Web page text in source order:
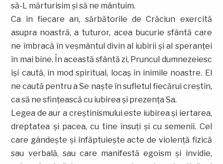
să-L mărturisim şi să ne mântuim.
Ca în fiecare an, sărbătorile de Crăciun exercită
asupra noastră, a tuturor, acea bucurie sfântă care
ne îmbracă în veşmântul divin al iubirii şi al speranţei
în mai bine. În această sfântă zi, Pruncul dumnezeiesc
îşi caută, în mod spiritual, locaş în inimile noastre. El
ne caută pentru a Se naşte în sufletul fiecărui creştin,
ca să ne sfinţească cu iubirea şi prezenţa Sa.
Legea de aur a creştinismului este iubirea şi iertarea,
dreptatea şi pacea, cu tine însuţi şi cu semenii. Cel
care gândeşte şi înfăptuieşte acte de violenţă fizică
sau verbală, sau care manifestă egoism şi invidie,